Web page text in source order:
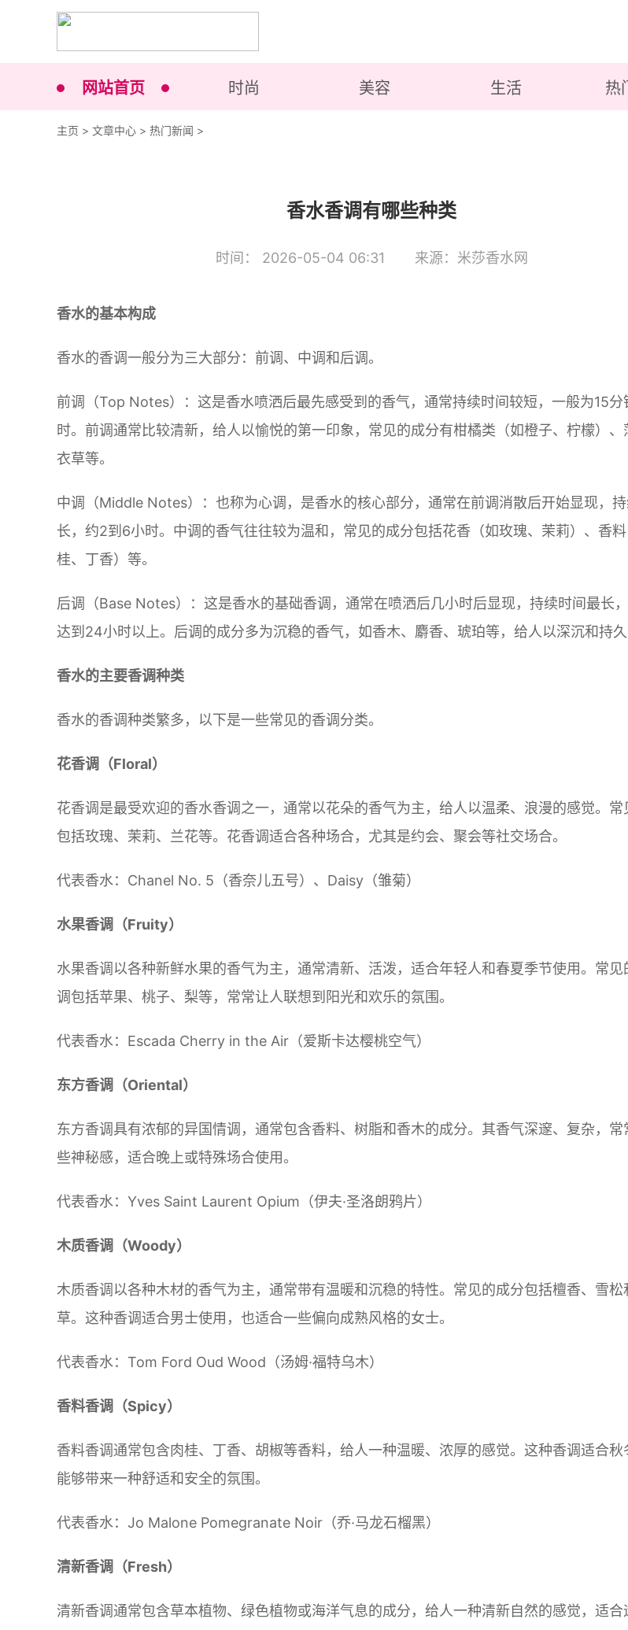
网站首页 时尚 美容 生活 热
主页 > 文章中心 > 热门新闻 >
香水香调有哪些种类
时间： 2026-05-04 06:31 来源：米莎香水网
香水的基本构成
香水的香调一般分为三大部分：前调、中调和后调。
前调（Top Notes）：这是香水喷洒后最先感受到的香气，通常持续时间较短，一般为15分
时。前调通常比较清新，给人以愉悦的第一印象，常见的成分有柑橘类（如橙子、柠檬）、
衣草等。
中调（Middle Notes）：也称为心调，是香水的核心部分，通常在前调消散后开始显现，
长，约2到6小时。中调的香气往往较为温和，常见的成分包括花香（如玫瑰、茉莉）、香
桂、丁香）等。
后调（Base Notes）：这是香水的基础香调，通常在喷洒后几小时后显现，持续时间最长
达到24小时以上。后调的成分多为沉稳的香气，如香木、麝香、琥珀等，给人以深沉和持久
香水的主要香调种类
香水的香调种类繁多，以下是一些常见的香调分类。
花香调（Floral）
花香调是最受欢迎的香水香调之一，通常以花朵的香气为主，给人以温柔、浪漫的感觉。常
包括玫瑰、茉莉、兰花等。花香调适合各种场合，尤其是约会、聚会等社交场合。
代表香水：Chanel No. 5（香奈儿五号）、Daisy（雏菊）
水果香调（Fruity）
水果香调以各种新鲜水果的香气为主，通常清新、活泼，适合年轻人和春夏季节使用。常见
调包括苹果、桃子、梨等，常常让人联想到阳光和欢乐的氛围。
代表香水：Escada Cherry in the Air（爱斯卡达樱桃空气）
东方香调（Oriental）
东方香调具有浓郁的异国情调，通常包含香料、树脂和香木的成分。其香气深邃、复杂，常
些神秘感，适合晚上或特殊场合使用。
代表香水：Yves Saint Laurent Opium（伊夫·圣洛朗鸦片）
木质香调（Woody）
木质香调以各种木材的香气为主，通常带有温暖和沉稳的特性。常见的成分包括檀香、雪松
草。这种香调适合男士使用，也适合一些偏向成熟风格的女士。
代表香水：Tom Ford Oud Wood（汤姆·福特乌木）
香料香调（Spicy）
香料香调通常包含肉桂、丁香、胡椒等香料，给人一种温暖、浓厚的感觉。这种香调适合秋
能够带来一种舒适和安全的氛围。
代表香水：Jo Malone Pomegranate Noir（乔·马龙石榴黑）
清新香调（Fresh）
清新香调通常包含草本植物、绿色植物或海洋气息的成分，给人一种清新自然的感觉，适合